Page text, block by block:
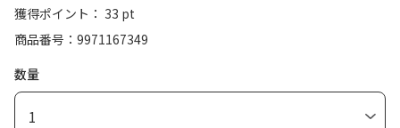
獲得ポイント： 33 pt
商品番号
9971167349
数量
1